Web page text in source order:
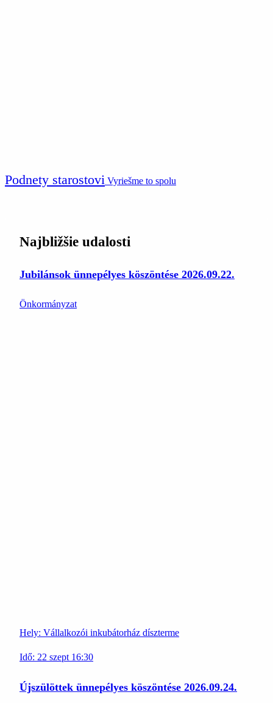
Podnety starostovi Vyriešme to spolu
Najbližšie udalosti
Jubilánsok ünnepélyes köszöntése 2026.09.22.
Önkormányzat
Hely: Vállalkozói inkubátorház díszterme
Idő: 22 szept 16:30
Újszülöttek ünnepélyes köszöntése 2026.09.24.